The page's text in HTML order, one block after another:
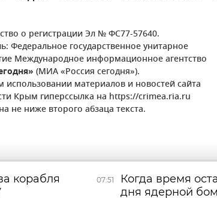
о регистрации Эл № ФС77-57640.
Федеральное государственное унитарное
Международное информационное агентство
(МИА «Россия сегодня»).
материалов и новостей сайта
Крым гиперссылка на https://crimea.ria.ru
не ниже второго абзаца текста.
корабля
07:51
Когда время
дня ядерной